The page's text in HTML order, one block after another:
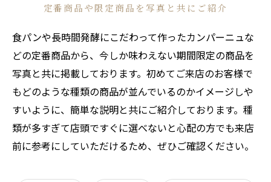
定番商品や限定商品を写真と共にご紹介
食パンや長時間発酵にこだわって作ったカンパーニュな
どの定番商品から、今しか味わえない期間限定の商品を
写真と共に掲載しております。初めてご来店のお客様で
もどのような種類の商品が並んでいるのかイメージしや
すいように、簡単な説明と共にご紹介しております。種
類が多すぎて店頭ですぐに選べないと心配の方でも来店
前に参考にしていただけるため、ぜひご確認ください。